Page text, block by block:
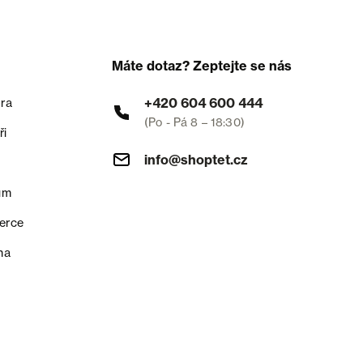
Máte dotaz? Zeptejte se nás
+420 604 600 444
(Po - Pá 8 – 18:30)
info@shoptet.cz